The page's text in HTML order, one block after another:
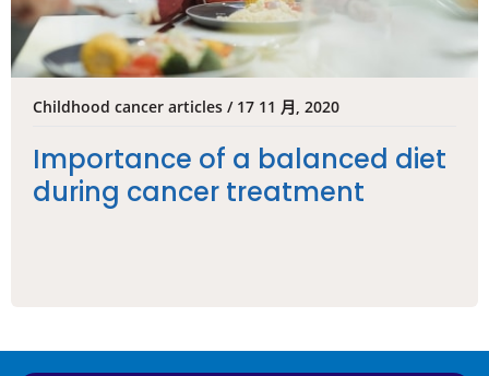
Childhood cancer articles / 17 11 月, 2020
Importance of a balanced diet
during cancer treatment